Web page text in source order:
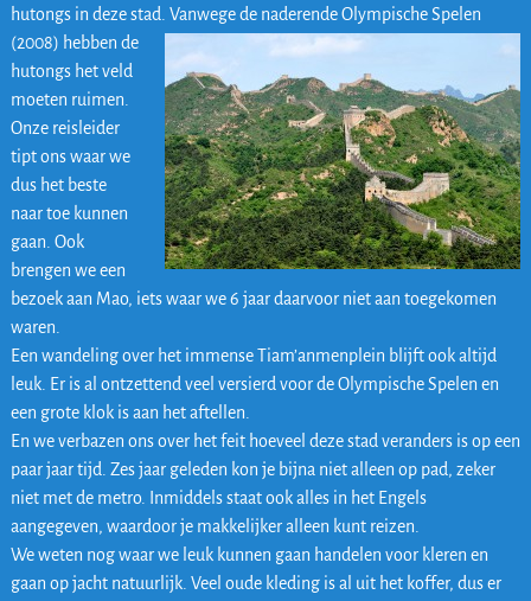
hutongs in deze stad. Vanwege de naderende Olympische Spelen
(2008) hebben de
hutongs het veld
moeten ruimen.
Onze reisleider
tipt ons waar we
dus het beste
naar toe kunnen
gaan. Ook
brengen we een
bezoek aan Mao, iets waar we 6 jaar daarvoor niet aan toegekomen
waren.
Een wandeling over het immense Tiam’anmenplein blijft ook altijd
leuk. Er is al ontzettend veel versierd voor de Olympische Spelen en
een grote klok is aan het aftellen.
En we verbazen ons over het feit hoeveel deze stad veranders is op een
paar jaar tijd. Zes jaar geleden kon je bijna niet alleen op pad, zeker
niet met de metro. Inmiddels staat ook alles in het Engels
aangegeven, waardoor je makkelijker alleen kunt reizen.
We weten nog waar we leuk kunnen gaan handelen voor kleren en
gaan op jacht natuurlijk. Veel oude kleding is al uit het koffer, dus er